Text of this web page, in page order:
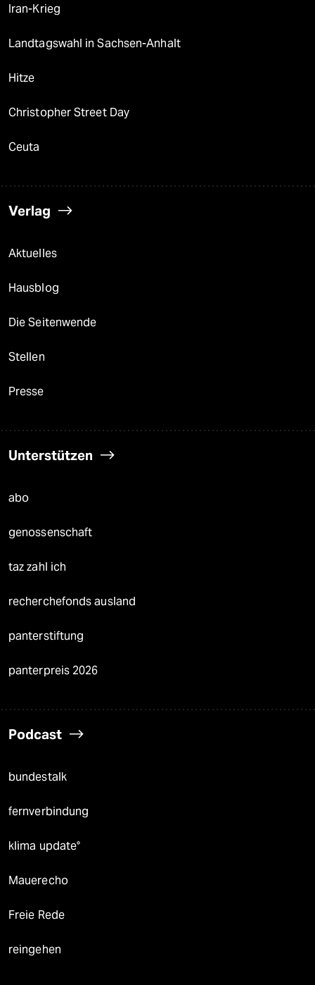
Iran-Krieg
Landtagswahl in Sachsen-Anhalt
Hitze
Christopher Street Day
Ceuta
Verlag
Aktuelles
Hausblog
Die Seitenwende
Stellen
Presse
Unterstützen
abo
genossenschaft
taz zahl ich
recherchefonds ausland
panterstiftung
panterpreis 2026
Podcast
bundestalk
fernverbindung
klima update°
Mauerecho
Freie Rede
reingehen